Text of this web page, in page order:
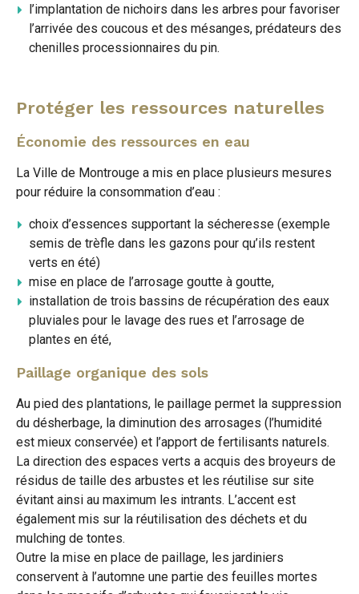
l’implantation de nichoirs dans les arbres pour favoriser
l’arrivée des coucous et des mésanges, prédateurs des
chenilles processionnaires du pin.
Protéger les ressources naturelles
Économie des ressources en eau
La Ville de Montrouge a mis en place plusieurs mesures
pour réduire la consommation d’eau :
choix d’essences supportant la sécheresse (exemple
semis de trèfle dans les gazons pour qu’ils restent
verts en été)
mise en place de l’arrosage goutte à goutte,
installation de trois bassins de récupération des eaux
pluviales pour le lavage des rues et l’arrosage de
plantes en été,
Paillage organique des sols
Au pied des plantations, le paillage permet la suppression
du désherbage, la diminution des arrosages (l’humidité
est mieux conservée) et l’apport de fertilisants naturels.
La direction des espaces verts a acquis des broyeurs de
résidus de taille des arbustes et les réutilise sur site
évitant ainsi au maximum les intrants. L’accent est
également mis sur la réutilisation des déchets et du
mulching de tontes.
Outre la mise en place de paillage, les jardiniers
conservent à l’automne une partie des feuilles mortes